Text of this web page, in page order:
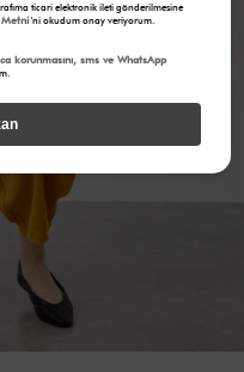
ticari elektronik ileti gönderilmesine
Metni 'ni okudum onay veriyorum.
korunmasını, sms ve WhatsApp